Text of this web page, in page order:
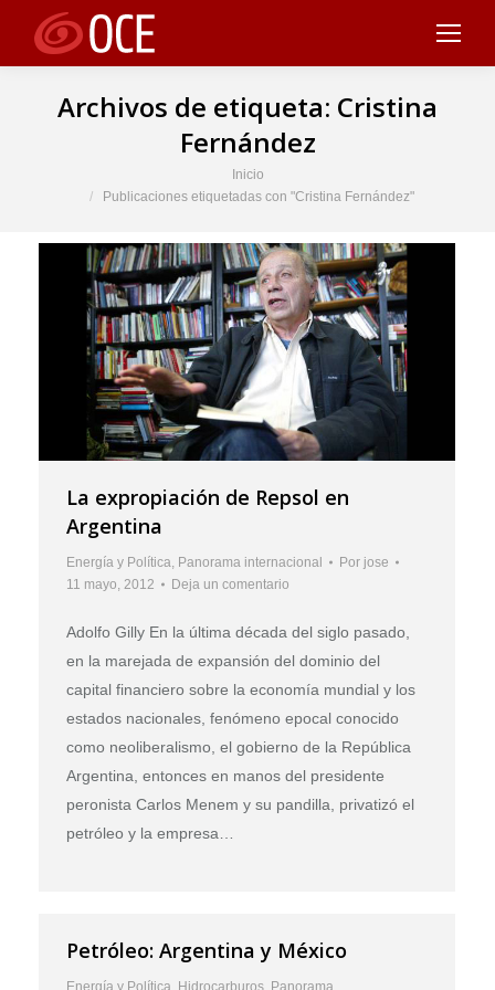
Archivos de etiqueta: Cristina
Fernández
Inicio
Publicaciones etiquetadas con "Cristina Fernández"
La expropiación de Repsol en
Argentina
Energía y Política, Panorama internacional Por jose
11 mayo, 2012
Deja un comentario
Adolfo Gilly En la última década del siglo pasado,
en la marejada de expansión del dominio del
capital financiero sobre la economía mundial y los
estados nacionales, fenómeno epocal conocido
como neoliberalismo, el gobierno de la República
Argentina, entonces en manos del presidente
peronista Carlos Menem y su pandilla, privatizó el
petróleo y la empresa…
Petróleo: Argentina y México
Energía y Política Hidrocarburos Panorama